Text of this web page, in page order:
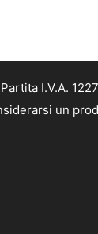
I.V.A.
un